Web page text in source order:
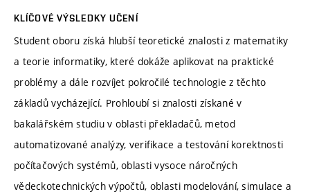
KLÍČOVÉ VÝSLEDKY UČENÍ
Student oboru získá hlubší teoretické znalosti z matematiky
a teorie informatiky, které dokáže aplikovat na praktické
problémy a dále rozvíjet pokročilé technologie z těchto
základů vycházející. Prohloubí si znalosti získané v
bakalářském studiu v oblasti překladačů, metod
automatizované analýzy, verifikace a testování korektnosti
počítačových systémů, oblasti vysoce náročných
vědeckotechnických výpočtů, oblasti modelování, simulace a